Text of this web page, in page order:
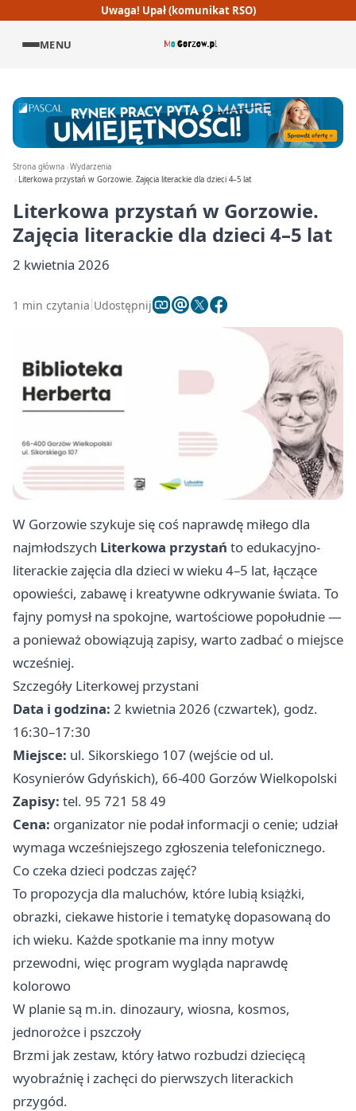
Uwaga! Upał (komunikat RSO)
MENU
Strona główna Wydarzenia
Literkowa przystań w Gorzowie. Zajęcia literackie dla dzieci 4–5 lat
Literkowa przystań w Gorzowie.
Zajęcia literackie dla dzieci 4–5 lat
2 kwietnia 2026
1 min czytania Udostępnij
W Gorzowie szykuje się coś naprawdę miłego dla
najmłodszych Literkowa przystań to edukacyjno-
literackie zajęcia dla dzieci w wieku 4–5 lat, łączące
opowieści, zabawę i kreatywne odkrywanie świata. To
fajny pomysł na spokojne, wartościowe popołudnie —
a ponieważ obowiązują zapisy, warto zadbać o miejsce
wcześniej.
Szczegóły Literkowej przystani
Data i godzina: 2 kwietnia 2026 (czwartek), godz.
16:30–17:30
Miejsce: ul. Sikorskiego 107 (wejście od ul.
Kosynierów Gdyńskich), 66-400 Gorzów Wielkopolski
Zapisy: tel. 95 721 58 49
Cena: organizator nie podał informacji o cenie; udział
wymaga wcześniejszego zgłoszenia telefonicznego.
Co czeka dzieci podczas zajęć?
To propozycja dla maluchów, które lubią książki,
obrazki, ciekawe historie i tematykę dopasowaną do
ich wieku. Każde spotkanie ma inny motyw
przewodni, więc program wygląda naprawdę
kolorowo
W planie są m.in. dinozaury, wiosna, kosmos,
jednorożce i pszczoły
Brzmi jak zestaw, który łatwo rozbudzi dziecięcą
wyobraźnię i zachęci do pierwszych literackich
przygód.